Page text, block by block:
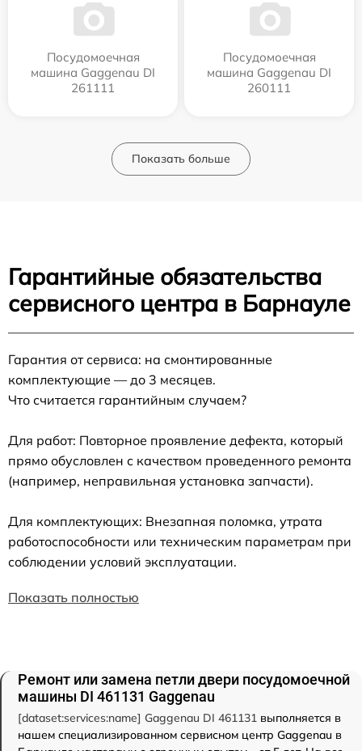
Посудомоечная
машина Gaggenau DI
261111
Посудомоечная
машина Gaggenau DI
260111
Показать больше
Гарантийные обязательства
сервисного центра в Барнауле
Гарантия от сервиса: на смонтированные
комплектующие — до 3 месяцев.
Что считается гарантийным случаем?
Для работ: Повторное проявление дефекта, который
прямо обусловлен с качеством проведенного ремонта
(например, неправильная установка запчасти).
Для комплектующих: Внезапная поломка, утрата
работоспособности или техническим параметрам при
соблюдении условий эксплуатации.
Показать полностью
Ремонт или замена петли двери посудомоечной
машины DI 461131 Gaggenau
[dataset:services:name] Gaggenau DI 461131 выполняется в
нашем специализированном сервисном центр Gaggenau в